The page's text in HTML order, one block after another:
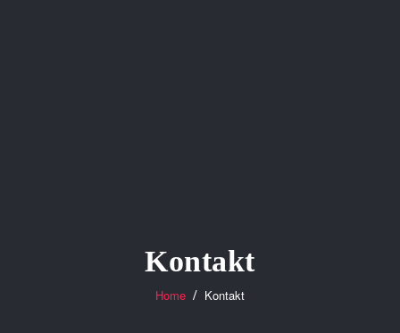
Kontakt
Home Kontakt